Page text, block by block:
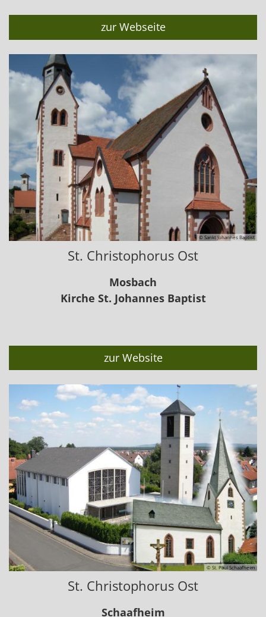
zur Webseite
© Sankt Johannes Baptist
St. Christophorus Ost
Mosbach
Kirche St. Johannes Baptist
zur Website
© St. Paul Schaafheim
St. Christophorus Ost
Schaafheim